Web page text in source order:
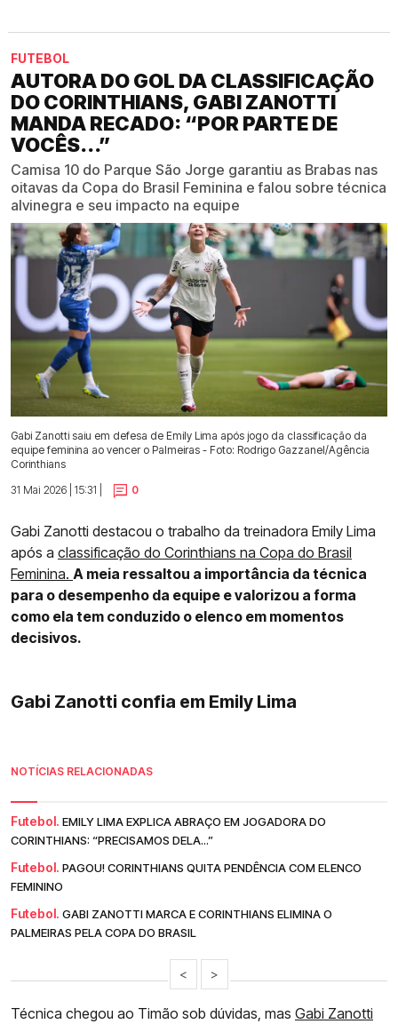
FUTEBOL
AUTORA DO GOL DA CLASSIFICAÇÃO
DO CORINTHIANS, GABI ZANOTTI
MANDA RECADO: “POR PARTE DE
VOCÊS...”
Camisa 10 do Parque São Jorge garantiu as Brabas nas
oitavas da Copa do Brasil Feminina e falou sobre técnica
alvinegra e seu impacto na equipe
Gabi Zanotti saiu em defesa de Emily Lima após jogo da classificação da
equipe feminina ao vencer o Palmeiras - Foto: Rodrigo Gazzanel/Agência
Corinthians
31 Mai 2026 | 15:31 |
0
Gabi Zanotti destacou o trabalho da treinadora Emily Lima
após a classificação do Corinthians na Copa do Brasil
Feminina. A meia ressaltou a importância da técnica
para o desempenho da equipe e valorizou a forma
como ela tem conduzido o elenco em momentos
decisivos.
Gabi Zanotti confia em Emily Lima
NOTÍCIAS RELACIONADAS
Futebol. EMILY LIMA EXPLICA ABRAÇO EM JOGADORA DO
CORINTHIANS: “PRECISAMOS DELA...”
Futebol. PAGOU! CORINTHIANS QUITA PENDÊNCIA COM ELENCO
FEMININO
Futebol. GABI ZANOTTI MARCA E CORINTHIANS ELIMINA O
PALMEIRAS PELA COPA DO BRASIL
< >
Técnica chegou ao Timão sob dúvidas, mas Gabi Zanotti